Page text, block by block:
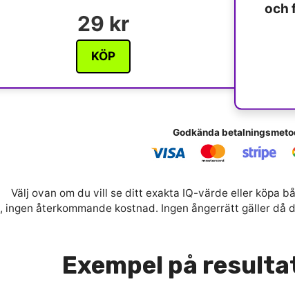
29 kr
KÖP
och
Godkända
Välj ovan om du vill se ditt exakta IQ-värde eller köpa
, ingen återkommande kostnad. Ingen ångerrätt gäller då
Exempel på